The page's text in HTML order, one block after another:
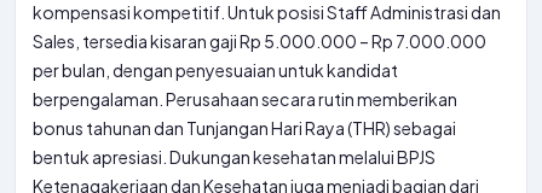
kompensasi kompetitif. Untuk posisi Staff Administrasi dan
Sales, tersedia kisaran gaji Rp 5.000.000 – Rp 7.000.000
per bulan, dengan penyesuaian untuk kandidat
berpengalaman. Perusahaan secara rutin memberikan
bonus tahunan dan Tunjangan Hari Raya (THR) sebagai
bentuk apresiasi. Dukungan kesehatan melalui BPJS
Ketenagakerjaan dan Kesehatan juga menjadi bagian dari